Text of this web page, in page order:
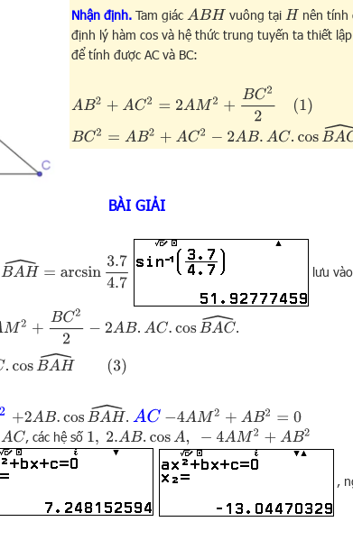
Nhận định. Tam giác ABH vuông tại H nên tính
định lý hàm cos và hệ thức trung tuyến ta thiết
để tính được AC và BC:
+ M 1)
BC2= +AC2 2 B.AC. BA C ^(
BÀI GIẢI
BAH^= 3.74.7
lưu
22 AB.AC.
.
+ 2A B. cos BAH ^ . AC −4AM 2+A B2=0
AC , các hệ số 1 2.A B. cos A, − 4A 2+ AB2
,